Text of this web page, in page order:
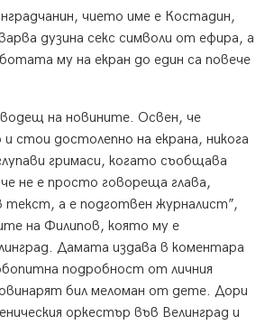
чието име е Костадин,
дузина секс символи от ефира, а
му на екран до един са повече
на новините. Освен, че
стои достолепно на екрана, никога
гримаси, когато съобщава
не е просто говореща глава,
текст, а е подготвен журналист”,
на Филипов, която му е
Дамата издава в коментара
подробност от личния
бил меломан от дете. Дори
оркестър във Велинград и